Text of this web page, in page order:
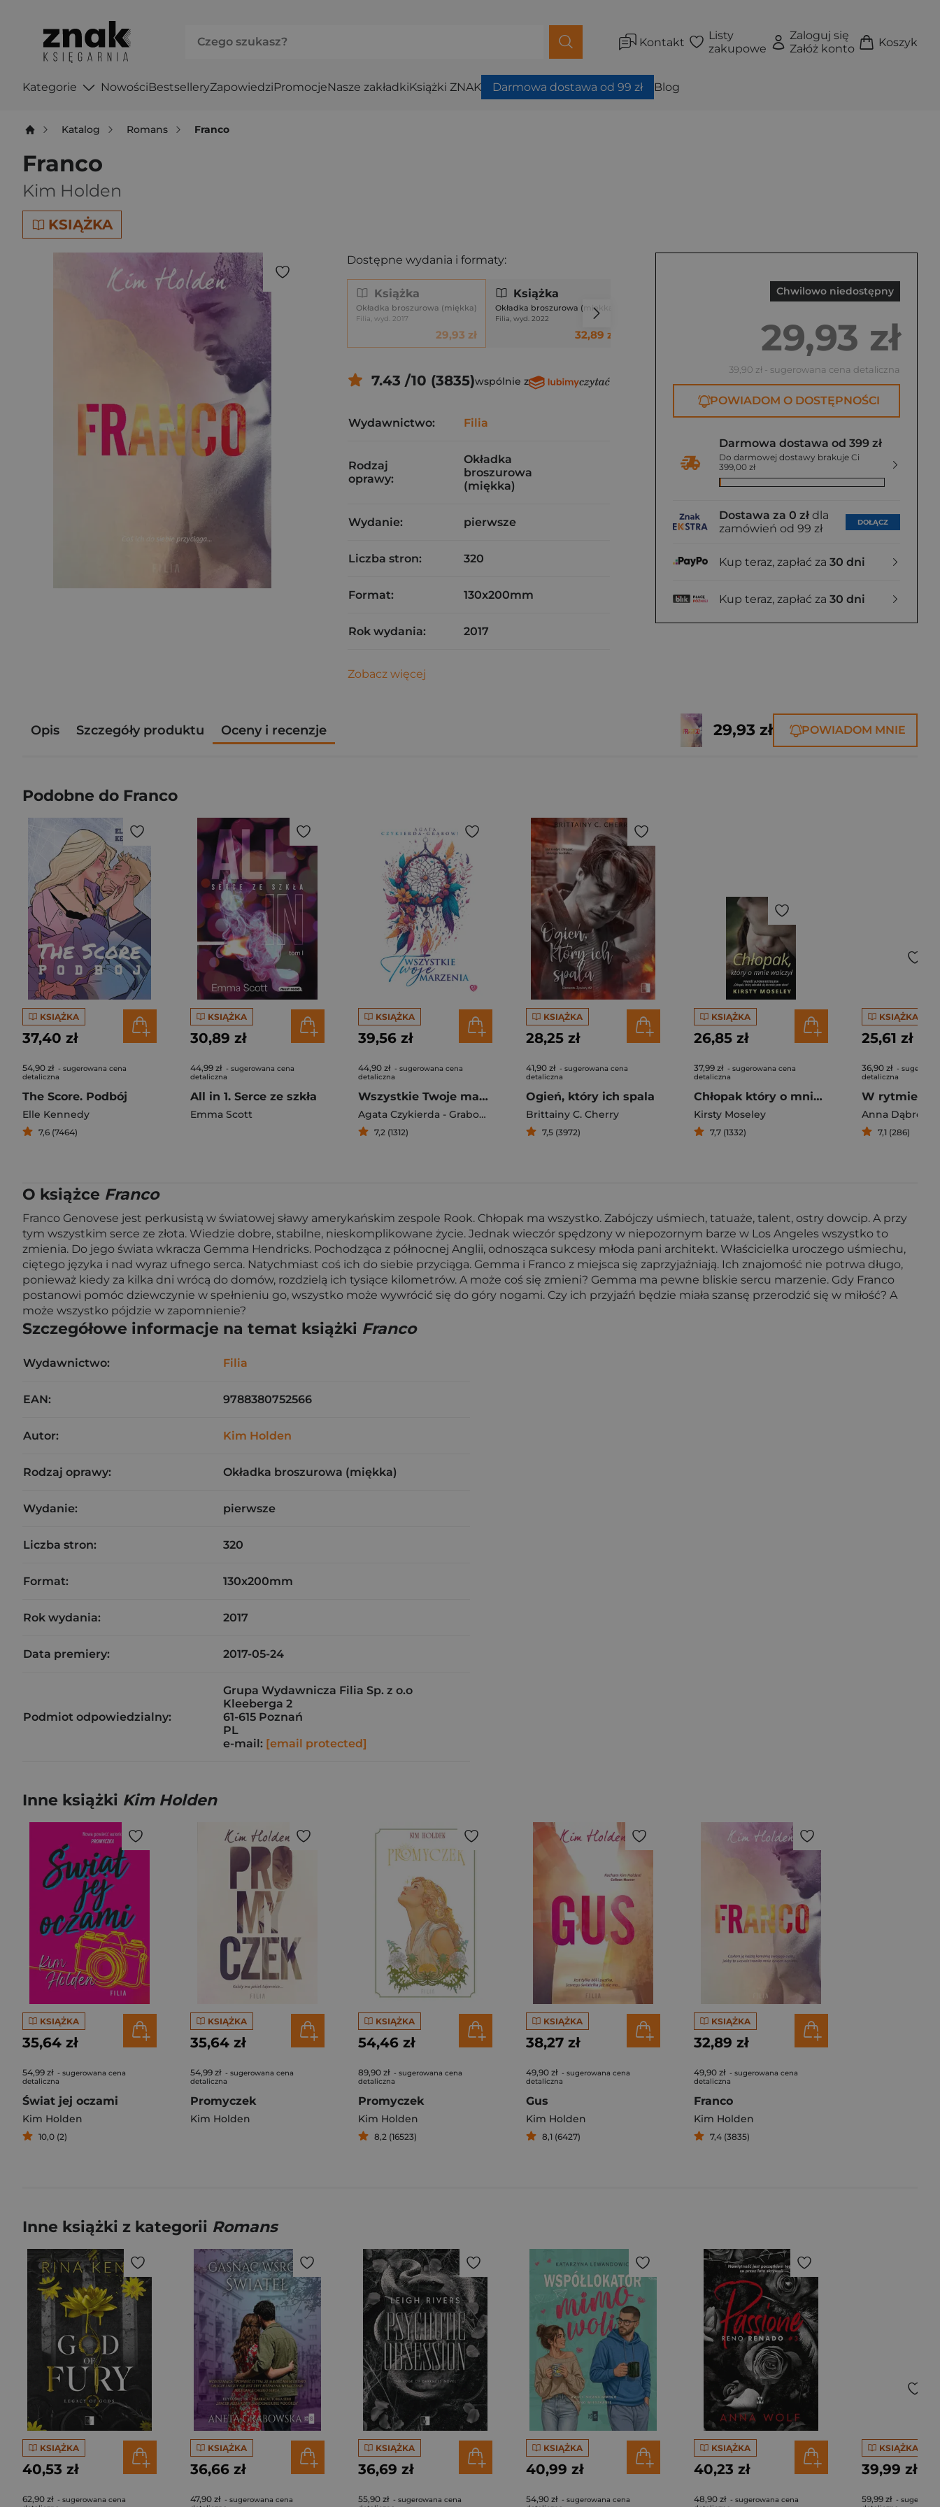
Kontakt
Listy
zakupowe
Zaloguj się
Załóż konto
Koszyk
Kategorie NowościBestselleryZapowiedziPromocjeNasze zakładkiKsiążki ZNAK Darmowa dostawa od 99 zł Blog
Katalog Romans Franco
Franco
Kim Holden
KSIĄŻKA
Chwilowo niedostępny
29,93 zł
39,90 zł - sugerowana cena detaliczna
POWIADOM O DOSTĘPNOŚCI
Darmowa dostawa od 399 zł
Do darmowej dostawy brakuje Ci
399,00 zł
Dostawa za 0 zł dla
zamówień od 99 zł
DOŁĄCZ
Kup teraz, zapłać za 30 dni
Kup teraz, zapłać za 30 dni
Dostępne wydania i formaty:
Książka
Okładka broszurowa (miękka)
Filia, wyd. 2017
29,93 zł
Książka
Okładka broszurowa (miękka)
Filia, wyd. 2022
32,89 zł
7.43 /10 (3835)wspólnie z
Wydawnictwo: Filia
Rodzaj
oprawy:
Okładka
broszurowa
(miękka)
Wydanie: pierwsze
Liczba stron: 320
Format: 130x200mm
Rok wydania: 2017
Zobacz więcej
Opis Szczegóły produktu Oceny i recenzje 29,93 zł POWIADOM MNIE
Podobne do Franco
KSIĄŻKA
37,40 zł
54,90 zł - sugerowana cena
detaliczna
The Score. Podbój
Elle Kennedy
7,6 (7464)
KSIĄŻKA
30,89 zł
44,99 zł - sugerowana cena
detaliczna
All in 1. Serce ze szkła
Emma Scott
KSIĄŻKA
39,56 zł
44,90 zł - sugerowana cena
detaliczna
Wszystkie Twoje marzenia
Agata Czykierda - Grabowska
7,2 (1312)
KSIĄŻKA
28,25 zł
41,90 zł - sugerowana cena
detaliczna
Ogień, który ich spala
Brittainy C. Cherry
7,5 (3972)
KSIĄŻKA
26,85 zł
37,99 zł - sugerowana cena
detaliczna
Chłopak który o mnie walczył
Kirsty Moseley
7,7 (1332)
KSIĄŻKA
25,61 zł
36,90 zł -
detaliczna
W rytmie
Anna
7,1 (286)
O książce Franco
Franco Genovese jest perkusistą w światowej sławy amerykańskim zespole Rook. Chłopak ma wszystko. Zabójczy uśmiech, tatuaże, talent, ostry dowcip. A przy
tym wszystkim serce ze złota. Wiedzie dobre, stabilne, nieskomplikowane życie. Jednak wieczór spędzony w niepozornym barze w Los Angeles wszystko to
zmienia. Do jego świata wkracza Gemma Hendricks. Pochodząca z północnej Anglii, odnosząca sukcesy młoda pani architekt. Właścicielka uroczego uśmiechu,
ciętego języka i nad wyraz ufnego serca. Natychmiast coś ich do siebie przyciąga. Gemma i Franco z miejsca się zaprzyjaźniają. Ich znajomość nie potrwa długo,
ponieważ kiedy za kilka dni wrócą do domów, rozdzielą ich tysiące kilometrów. A może coś się zmieni? Gemma ma pewne bliskie sercu marzenie. Gdy Franco
postanowi pomóc dziewczynie w spełnieniu go, wszystko może wywrócić się do góry nogami. Czy ich przyjaźń będzie miała szansę przerodzić się w miłość? A
może wszystko pójdzie w zapomnienie?
Szczegółowe informacje na temat książki Franco
Wydawnictwo: Filia
EAN: 9788380752566
Autor: Kim Holden
Rodzaj oprawy: Okładka broszurowa (miękka)
Wydanie: pierwsze
Liczba stron: 320
Format: 130x200mm
Rok wydania: 2017
Data premiery: 2017-05-24
Podmiot odpowiedzialny:
Grupa Wydawnicza Filia Sp. z o.o
Kleeberga 2
61-615 Poznań
PL
e-mail: [email protected]
Inne książki Kim Holden
KSIĄŻKA
35,64 zł
54,99 zł - sugerowana cena
detaliczna
Świat jej oczami
Kim Holden
10,0 (2)
KSIĄŻKA
35,64 zł
54,99 zł - sugerowana cena
detaliczna
Promyczek
Kim Holden
KSIĄŻKA
54,46 zł
89,90 zł - sugerowana cena
detaliczna
Promyczek
Kim Holden
8,2 (16523)
KSIĄŻKA
38,27 zł
49,90 zł - sugerowana cena
detaliczna
Gus
Kim Holden
8,1 (6427)
KSIĄŻKA
32,89 zł
49,90 zł - sugerowana cena
detaliczna
Franco
Kim Holden
7,4 (3835)
Inne książki z kategorii Romans
KSIĄŻKA
40,53 zł
62,90 zł - sugerowana cena
KSIĄŻKA
36,66 zł
47,90 zł - sugerowana cena
KSIĄŻKA
36,69 zł
55,90 zł - sugerowana cena
KSIĄŻKA
40,99 zł
54,90 zł - sugerowana cena
KSIĄŻKA
40,23 zł
48,90 zł - sugerowana cena
KSIĄŻKA
39,99 zł
59,99 zł -